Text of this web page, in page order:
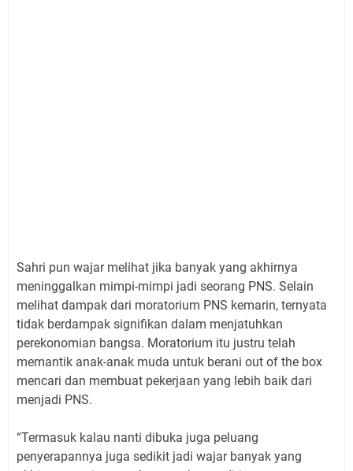
Sahri pun wajar melihat jika banyak yang akhirnya
meninggalkan mimpi-mimpi jadi seorang PNS. Selain
melihat dampak dari moratorium PNS kemarin, ternyata
tidak berdampak signifikan dalam menjatuhkan
perekonomian bangsa. Moratorium itu justru telah
memantik anak-anak muda untuk berani out of the box
mencari dan membuat pekerjaan yang lebih baik dari
menjadi PNS.
“Termasuk kalau nanti dibuka juga peluang
penyerapannya juga sedikit jadi wajar banyak yang